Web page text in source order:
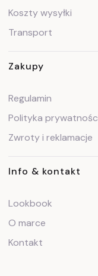
Koszty wysyłki
Transport
Zakupy
Regulamin
Polityka
Zwroty i reklamacje
Info & kontakt
Lookbook
O marce
Kontakt